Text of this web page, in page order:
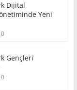
Dijital
Yeni
0
Gençleri
0